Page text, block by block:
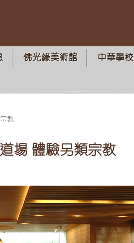
佛光緣美術館 中華學校
教
場 體驗另類宗教